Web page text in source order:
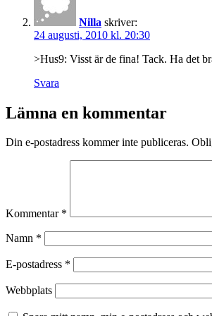
Nilla skriver:
24 augusti, 2010 kl. 20:30
>Hus9: Visst är de fina! Tack. Ha det
Svara
Lämna en kommentar
Din e-postadress kommer inte publiceras.
Kommentar *
Namn *
E-postadress *
Webbplats